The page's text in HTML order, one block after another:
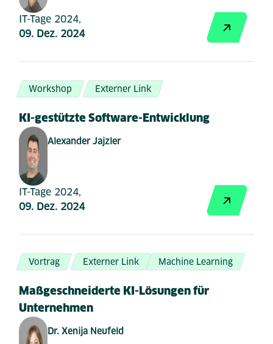
IT-Tage 2024,
09. Dez. 2024
Workshop Externer Link
KI-gestützte Software-Entwicklung
Alexander Jajzler
IT-Tage 2024,
09. Dez. 2024
Vortrag Externer Link Machine Learning
Maßgeschneiderte KI-Lösungen für
Unternehmen
Dr. Xenija Neufeld